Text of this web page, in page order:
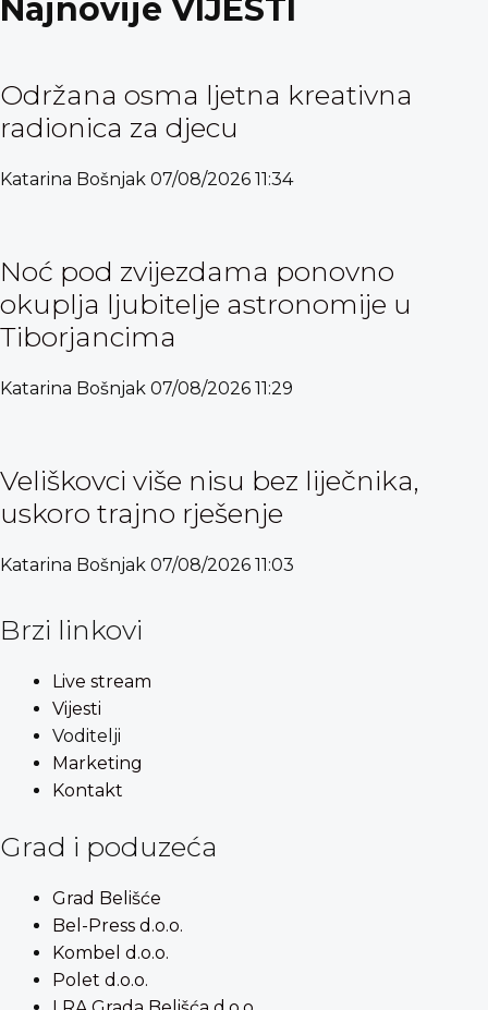
Najnovije VIJESTI
Održana osma ljetna kreativna
radionica za djecu
Katarina Bošnjak 07/08/2026 11:34
Noć pod zvijezdama ponovno
okuplja ljubitelje astronomije u
Tiborjancima
Katarina Bošnjak 07/08/2026 11:29
Veliškovci više nisu bez liječnika,
uskoro trajno rješenje
Katarina Bošnjak 07/08/2026 11:03
Brzi linkovi
Live stream
Vijesti
Voditelji
Marketing
Kontakt
Grad i poduzeća
Grad Belišće
Bel-Press d.o.o.
Kombel d.o.o.
Polet d.o.o.